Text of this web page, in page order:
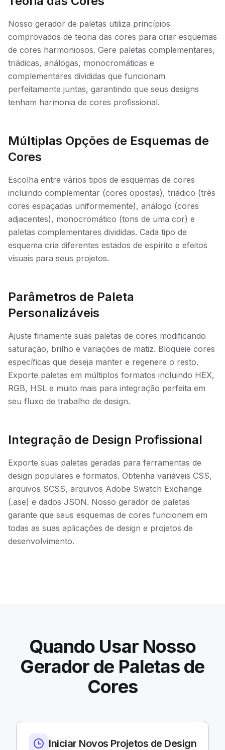
Nosso gerador de paletas utiliza princípios
comprovados de teoria das cores para criar esquemas
de cores harmoniosos. Gere paletas complementares,
triádicas, análogas, monocromáticas e
complementares divididas que funcionam
perfeitamente juntas, garantindo que seus designs
tenham harmonia de cores profissional.
Múltiplas Opções de Esquemas de
Cores
Escolha entre vários tipos de esquemas de cores
incluindo complementar (cores opostas), triádico (três
cores espaçadas uniformemente), análogo (cores
adjacentes), monocromático (tons de uma cor) e
paletas complementares divididas. Cada tipo de
esquema cria diferentes estados de espírito e efeitos
visuais para seus projetos.
Parâmetros de Paleta
Personalizáveis
Ajuste finamente suas paletas de cores modificando
saturação, brilho e variações de matiz. Bloqueie cores
específicas que deseja manter e regenere o resto.
Exporte paletas em múltiplos formatos incluindo HEX,
RGB, HSL e muito mais para integração perfeita em
seu fluxo de trabalho de design.
Integração de Design Profissional
Exporte suas paletas geradas para ferramentas de
design populares e formatos. Obtenha variáveis CSS,
arquivos SCSS, arquivos Adobe Swatch Exchange
(.ase) e dados JSON. Nosso gerador de paletas
garante que seus esquemas de cores funcionem em
todas as suas aplicações de design e projetos de
desenvolvimento.
Quando Usar Nosso
Gerador de Paletas de
Cores
Iniciar Novos Projetos de Design